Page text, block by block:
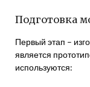
Подготовка
Первый этап –
является
используются: